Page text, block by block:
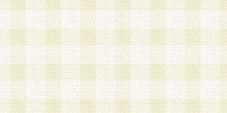
第4条 ログインIDおよびパスワードの管理
1.会員は、会員登録後、本サイト内にて本サービ
加する際には、前条に基づき当社から付与された
スワードを使用するものとします。
2.登録の際に当社が付与したログインIDおよびパ
の使用に関しては、全て会員本人がその責任を負
3.会員は、当社から付与されたログインIDおよび